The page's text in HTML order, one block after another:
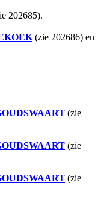
202685).
(zie 202686) en
(zie
(zie
(zie